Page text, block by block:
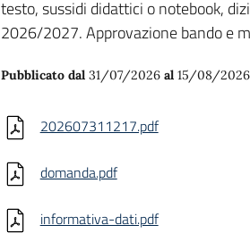
testo, sussidi didattici o notebook,
2026/2027. Approvazione bando e
Pubblicato dal 31/07/2026 al15/08/2026
202607311217.pdf
domanda.pdf
informativa-dati.pdf